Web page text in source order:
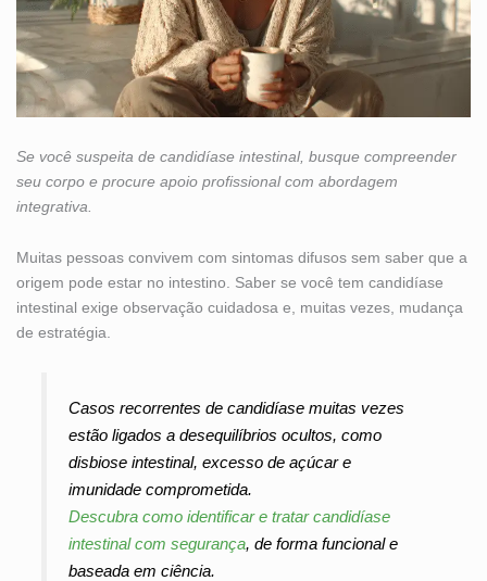
Se você suspeita de candidíase intestinal, busque compreender
seu corpo e procure apoio profissional com abordagem
integrativa.
Muitas pessoas convivem com sintomas difusos sem saber que a
origem pode estar no intestino. Saber se você tem candidíase
intestinal exige observação cuidadosa e, muitas vezes, mudança
de estratégia.
Casos recorrentes de candidíase muitas vezes
estão ligados a desequilíbrios ocultos, como
disbiose intestinal, excesso de açúcar e
imunidade comprometida.
Descubra como identificar e tratar candidíase
intestinal com segurança, de forma funcional e
baseada em ciência.